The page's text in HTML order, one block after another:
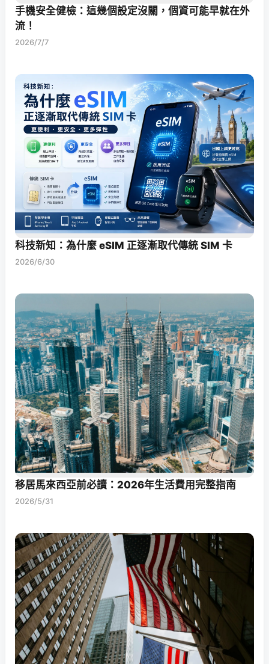
手機安全健檢：這幾個設定沒關，個資可能早就在外
流！
2026/7/7
科技新知：為什麼 eSIM 正逐漸取代傳統 SIM 卡
2026/6/30
移居馬來西亞前必讀：2026年生活費用完整指南
2026/5/31